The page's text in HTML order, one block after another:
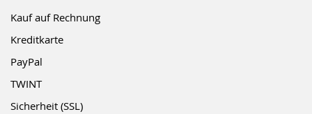
Kauf auf Rechnung
Kreditkarte
PayPal
TWINT
Sicherheit (SSL)